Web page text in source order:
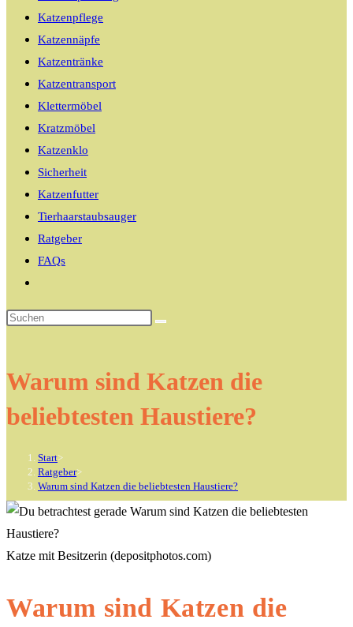
Katzenpflege
Katzennäpfe
Katzentränke
Katzentransport
Klettermöbel
Kratzmöbel
Katzenklo
Sicherheit
Katzenfutter
Tierhaarstaubsauger
Ratgeber
FAQs
umschalten
Warum sind Katzen die
beliebtesten Haustiere?
Start>
Ratgeber>
Warum sind Katzen die beliebtesten Haustiere?
Katze mit Besitzerin (depositphotos.com)
Warum sind Katzen die